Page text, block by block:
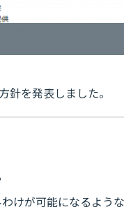
を発表しました。
けが可能になるよう